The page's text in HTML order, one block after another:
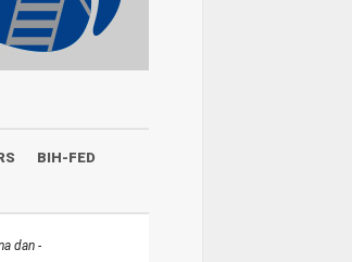
BIH-FED
dan -